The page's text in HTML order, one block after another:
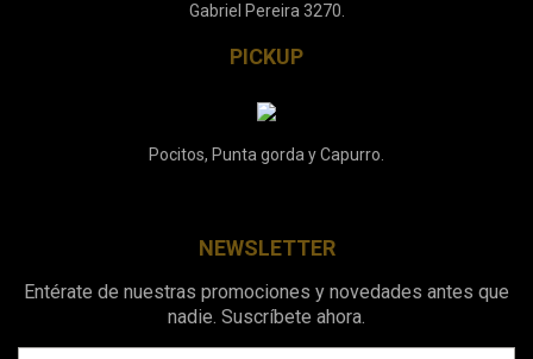
Gabriel Pereira 3270.
PICKUP
Pocitos, Punta gorda y Capurro.
NEWSLETTER
Entérate de nuestras promociones y novedades antes que
nadie. Suscríbete ahora.